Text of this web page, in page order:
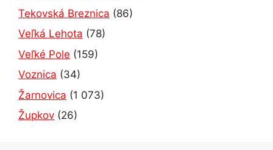
Tekovská Breznica (86)
Veľká Lehota (78)
Veľké Pole (159)
Voznica (34)
Žarnovica (1 073)
Župkov (26)